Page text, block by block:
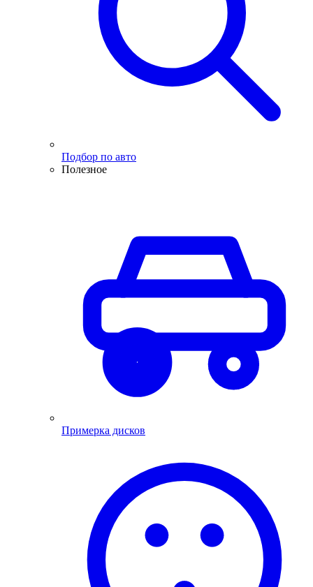
Подбор по авто
Полезное
Примерка дисков